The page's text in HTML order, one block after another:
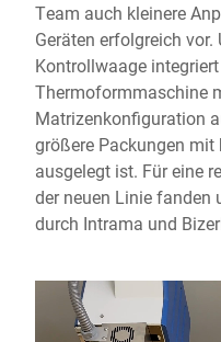
Team auch kleinere
Geräten erfolgreich
Kontrollwaage
Thermoformmaschine
Matrizenkonfiguration
größere Packungen mit
ausgelegt ist. Für eine
der neuen Linie fanden
durch Intrama und